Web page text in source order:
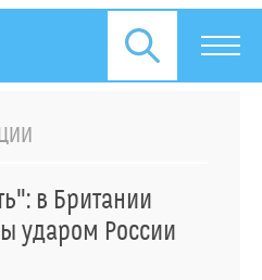
в Британии
ударом России